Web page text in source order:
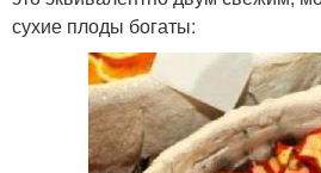
сухие плоды богаты: